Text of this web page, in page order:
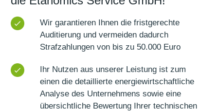
Wir garantieren Ihnen die fristgerechte
Auditierung und vermeiden dadurch
Strafzahlungen von bis zu 50.000 Euro
Ihr Nutzen aus unserer Leistung ist zum
einen die detaillierte energiewirtschaftliche
Analyse des Unternehmens sowie eine
übersichtliche Bewertung Ihrer technischen